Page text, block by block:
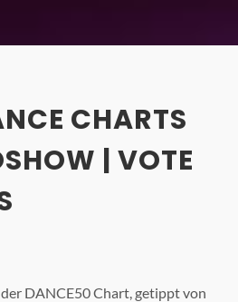
CHARTS
| VOTE
DANCE50 Chart, getippt von